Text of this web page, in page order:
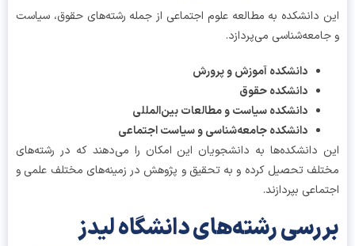
دانشکده به مطالعه علوم اجتماعی از جمله رشته‌های حقوق، سیاست
می‌پردازد.
دانشکده آموزش و پرورش
دانشکده حقوق
دانشکده سیاست و مطالعات بین‌المللی
دانشکده جامعه‌شناسی و سیاست اجتماعی
دانشکده‌ها به دانشجویان این امکان را می‌دهند که در رشته‌های
تحصیل کرده و به تحقیق و پژوهش در زمینه‌های مختلف علمی و
بپردازند.
رشته‌های دانشگاه لیدز